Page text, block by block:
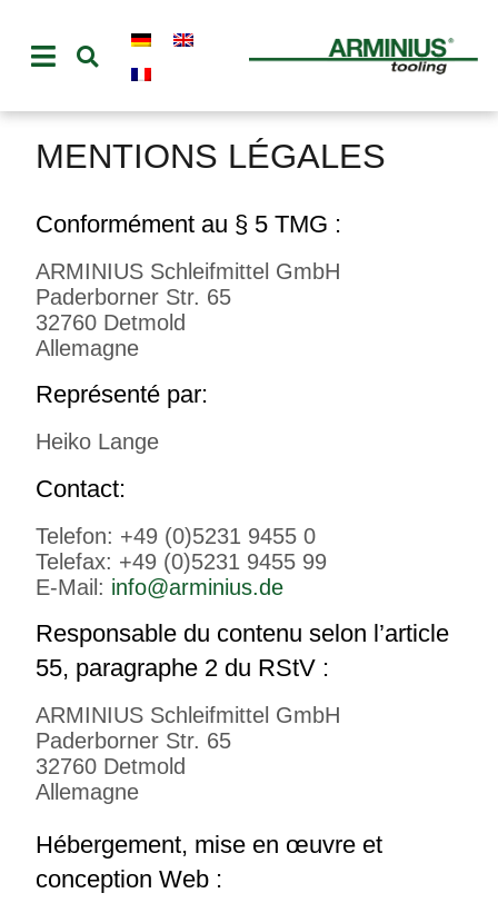
MENTIONS LÉGALES
Conformément au § 5 TMG :
ARMINIUS Schleifmittel GmbH
Paderborner Str. 65
32760 Detmold
Allemagne
Représenté par:
Heiko Lange
Contact:
Telefon: +49 (0)5231 9455 0
Telefax: +49 (0)5231 9455 99
E-Mail: info@arminius.de
Responsable du contenu selon l’article
55, paragraphe 2 du RStV :
ARMINIUS Schleifmittel GmbH
Paderborner Str. 65
32760 Detmold
Allemagne
Hébergement, mise en œuvre et
conception Web :